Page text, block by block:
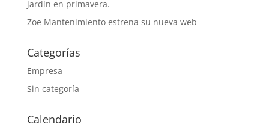
jardín en primavera.
Zoe Mantenimiento estrena su nueva web
Categorías
Empresa
Sin categoría
Calendario